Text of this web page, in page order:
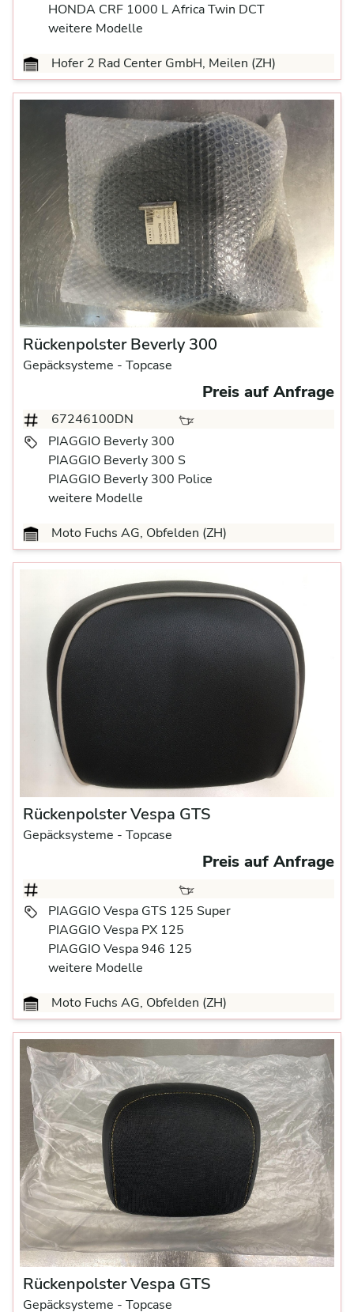
HONDA CRF 1000 L Africa Twin DCT
weitere Modelle
Hofer 2 Rad Center GmbH, Meilen (ZH)
Rückenpolster Beverly 300
Gepäcksysteme - Topcase
Preis auf Anfrage
67246100DN
PIAGGIO Beverly 300
PIAGGIO Beverly 300 S
PIAGGIO Beverly 300 Police
weitere Modelle
Moto Fuchs AG, Obfelden (ZH)
Rückenpolster Vespa GTS
Gepäcksysteme - Topcase
Preis auf Anfrage
PIAGGIO Vespa GTS 125 Super
PIAGGIO Vespa PX 125
PIAGGIO Vespa 946 125
weitere Modelle
Moto Fuchs AG, Obfelden (ZH)
Rückenpolster Vespa GTS
Gepäcksysteme - Topcase